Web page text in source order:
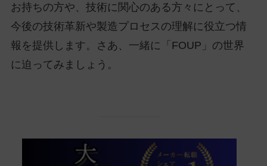
お持ちの方や、技術に関心のある方々にとって、
今後の技術革新や製造プロセスの理解に役立つ情
報を提供します。さあ、一緒に「FOUP」の世界
に迫ってみましょう。